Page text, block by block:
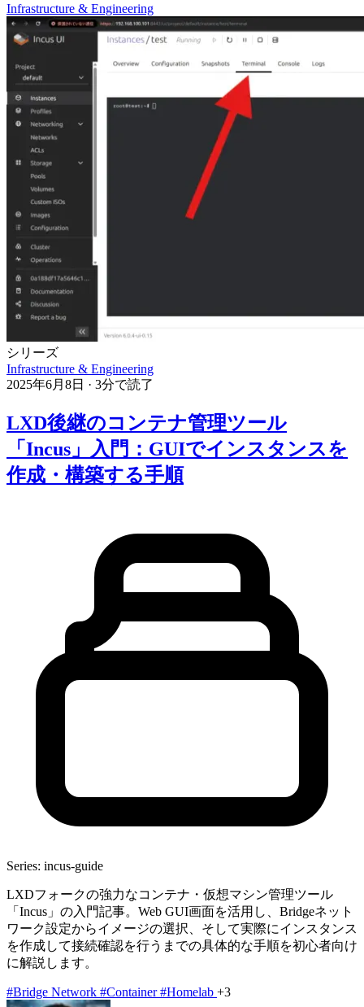
Infrastructure & Engineering
シリーズ
Infrastructure & Engineering
2025年6月8日 · 3分で読了
LXD後継のコンテナ管理ツール
「Incus」入門：GUIでインスタンスを
作成・構築する手順
Series: incus-guide
LXDフォークの強力なコンテナ・仮想マシン管理ツール
「Incus」の入門記事。Web GUI画面を活用し、Bridgeネット
ワーク設定からイメージの選択、そして実際にインスタンス
を作成して接続確認を行うまでの具体的な手順を初心者向け
に解説します。
#Bridge Network #Container#Homelab +3